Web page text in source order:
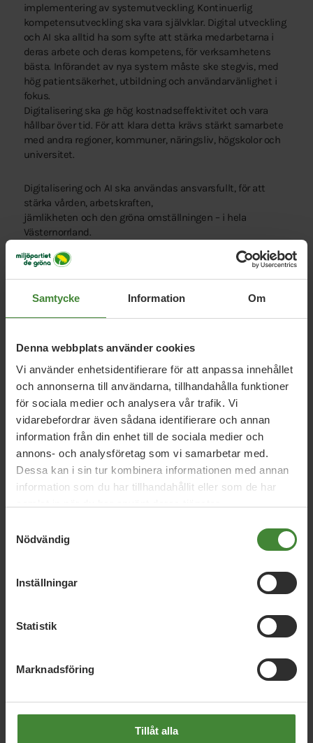
Samtycke Information Om
Denna webbplats använder cookies
Vi använder enhetsidentifierare för att anpassa innehållet
och annonserna till användarna, tillhandahålla funktioner
för sociala medier och analysera vår trafik. Vi
vidarebefordrar även sådana identifierare och annan
information från din enhet till de sociala medier och
annons- och analysföretag som vi samarbetar med.
Dessa kan i sin tur kombinera informationen med annan
information som du har tillhandahållit eller som de har
Nödvändig
Inställningar
Statistik
Marknadsföring
Tillåt alla
implementering av systemutveckling. Kontinuerlig
kompetensutveckling ska vara självklar. Digital utveckling
och AI ska alltid ha som syfte att stärka medarbetarna i
deras arbete och deras kompetens, för verksamhetens
bästa. Införandet av nya system måste ske stegvis, med
hög patientsäkerhet, utbildning och användarvänlighet i
fokus.
Digitalisering ska ge hög kostnadseffektivitet och vara
hållbar över tid. För att klara detta krävs stärkt samarbete
med andra regioner, kommuner, näringsliv, högskolor och
universitet.
Digitalisering och AI ska användas ansvarsfullt, för att
stärka vården, arbetskraften,
jämlikheten och den gröna omställningen – i hela
Västernorrland.
Miljöpartiet vill:
● Minska administrationen i vården genom digitala
beslutstöd och smartare journalsystem.
att minska akuta återbesök.
● Ge alla hälsocentraler digital rådgivning och tidbokning.
● Ställa krav på energieffektiv, cirkulär och förnybar digital
infrastruktur.
● Säkerställa robusta, användarvänliga och driftsäkra IT-
system med tydliga reservrutiner.
Vi har svaren på dina
frågor
C Cykel
Den bästa vården är den som inte